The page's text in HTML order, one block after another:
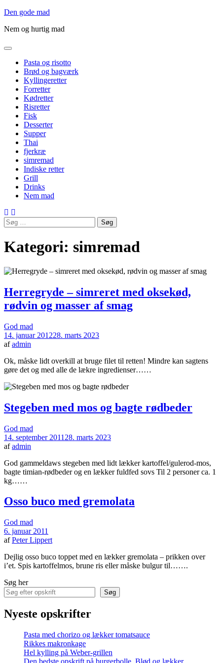
Gå
indholdet
Den gode mad
Nem og hurtig mad
Pasta og risotto
Brød og bagværk
Kyllingeretter
Forretter
Kødretter
Risretter
Fisk
Desserter
Supper
Thai
fjerkræ
simremad
Indiske retter
Grill
Drinks
Nem mad
Søg
efter:
Kategori: simremad
Herregryde – simreret med oksekød,
rødvin og masser af smag
God mad
14. januar 201228. marts 2023
afadmin
Ok, måske lidt overkill at bruge filet til retten! Mindre kan sagtens
gøre det og med alle de lækre ingredienser……
Stegeben med mos og bagte rødbeder
God mad
14. september 2011 28. marts 2023
afadmin
God gammeldaws stegeben med lidt lækker kartoffel/gulerod-mos,
bagte timian-rødbeder og en lækker fuldfed sovs Til 2 personer ca. 1
kg……
Osso buco med gremolata
God mad
6. januar 2011
afPeter Lippert
Dejlig osso buco toppet med en lækker gremolata – prikken over
i’et. Spis kartoffelmos, brune ris eller måske bulgur til…….
Søg her
Søg
Nyeste opskrifter
Pasta med chorizo og lækker tomatsauce
Rikkes makronkage
Hel kylling på Weber-grillen